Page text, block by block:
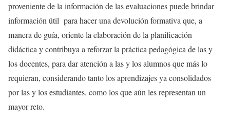
proveniente de la información de las evaluaciones puede brindar
información útil para hacer una devolución formativa que, a
manera de guía, oriente la elaboración de la planificación
didáctica y contribuya a reforzar la práctica pedagógica de las y
los docentes, para dar atención a las y los alumnos que más lo
requieran, considerando tanto los aprendizajes ya consolidados
por las y los estudiantes, como los que aún les representan un
mayor reto.